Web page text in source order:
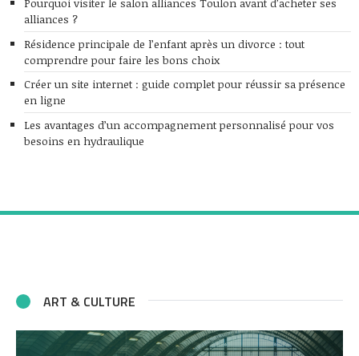
alliances ?
Résidence principale de l’enfant après un divorce : tout
comprendre pour faire les bons choix
Créer un site internet : guide complet pour réussir sa présence
en ligne
Les avantages d’un accompagnement personnalisé pour vos
besoins en hydraulique
ART & CULTURE